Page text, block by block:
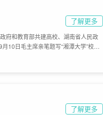
了解更多
府和教育部共建高校、湖南省人民政
10日毛主席亲笔题写“湘潭大学”校
了解更多